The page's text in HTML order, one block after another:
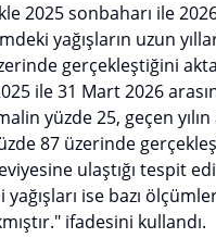
2025 sonbaharı ile
yağışların uzun
gerçekleştiğini
ile 31 Mart 2026
yüzde 25, geçen yılın
87 üzerinde
ulaştığı tespit
yağışları ise bazı
ifadesini kullandı.